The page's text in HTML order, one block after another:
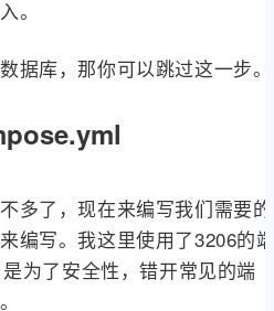
。
据库，那你可以跳过这一步。
多了，现在来编写我们需要的
编写。我这里使用了3206的
为了安全性，错开常见的端